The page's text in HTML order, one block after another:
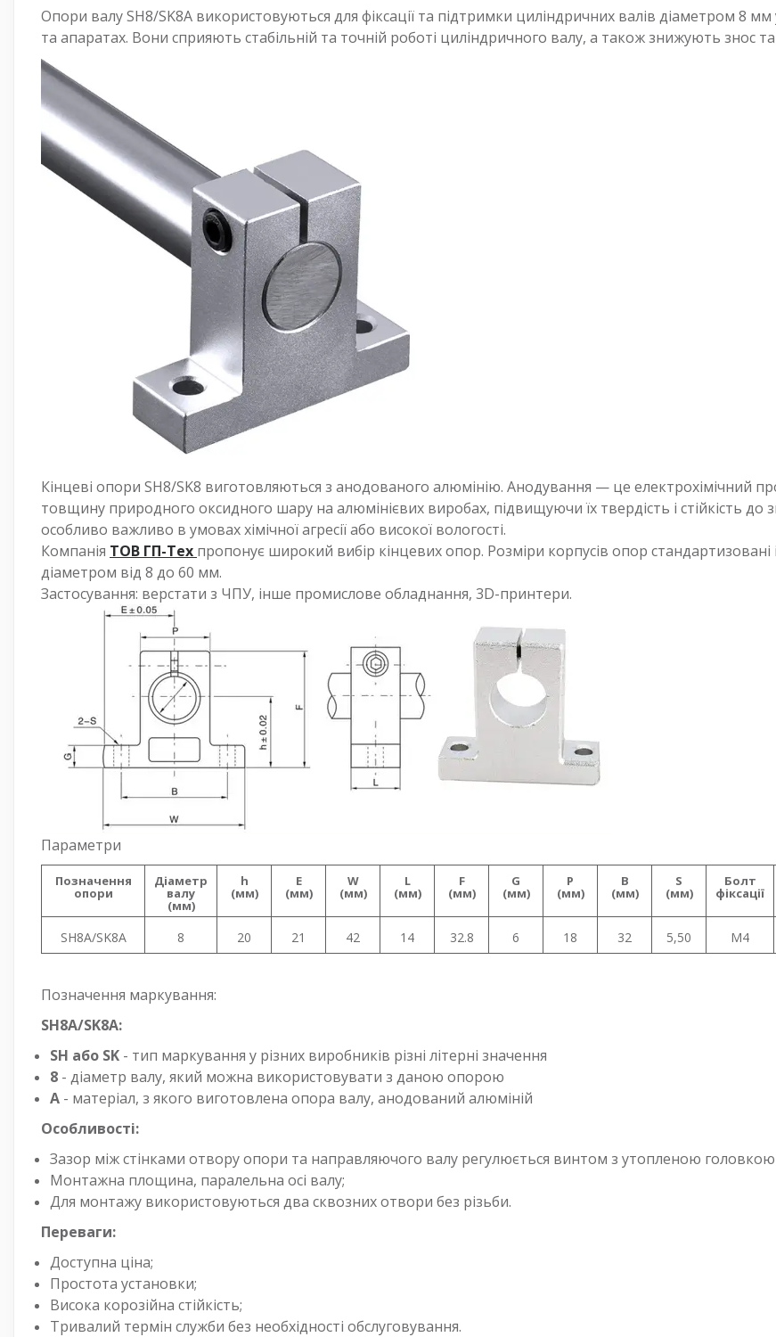
Опори валу SH8/SK8A використовуються для фіксації та підтримки циліндричних валів діаметром 8
та апаратах. Вони сприяють стабільній та точній роботі циліндричного валу, а також знижують знос
Кінцеві опори SH8/SK8 виготовляються з анодованого алюмінію. Анодування — це електрохімічний
товщину природного оксидного шару на алюмінієвих виробах, підвищуючи їх твердість і стійкість до
особливо важливо в умовах хімічної агресії або високої вологості.
Компанія ТОВ ГП-Тех пропонує широкий вибір кінцевих опор. Розміри корпусів опор стандартизовані
діаметром від 8 до 60 мм.
Застосування: верстати з ЧПУ, інше промислове обладнання, 3D-принтери.
Параметри
Позначення
опори
Діаметр
валу
(мм)
h
(мм)
E
(мм)
W
(мм)
L
(мм)
F
(мм)
G
(мм)
P
(мм)
B
(мм)
S
(мм)
Болт
фіксації
SH8А/SK8A 8 20 21 42 14 32.8 6 18 32 5,50 M4
Позначення маркування:
SH8А/SK8A:
SH або SK - тип маркування у різних виробників різні літерні значення
8 - діаметр валу, який можна використовувати з даною опорою
А - матеріал, з якого виготовлена опора валу, анодований алюміній
Особливості:
Зазор між стінками отвору опори та направляючого валу регулюється винтом з утопленою
Монтажна площина, паралельна осі валу;
Для монтажу використовуються два сквозних отвори без різьби.
Переваги:
Доступна ціна;
Простота установки;
Висока корозійна стійкість;
Тривалий термін служби без необхідності обслуговування.